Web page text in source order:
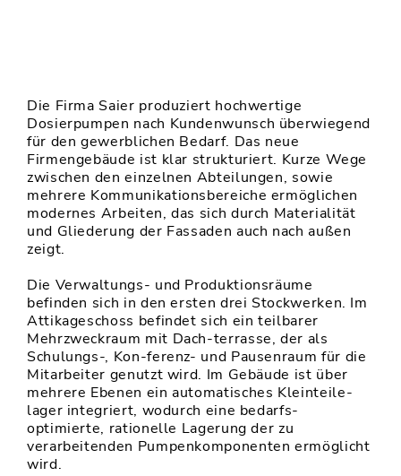
Die Firma Saier produziert hochwertige
Dosierpumpen nach Kundenwunsch überwiegend
für den gewerblichen Bedarf. Das neue
Firmengebäude ist klar strukturiert. Kurze Wege
zwischen den einzelnen Abteilungen, sowie
mehrere Kommunikationsbereiche ermöglichen
modernes Arbeiten, das sich durch Materialität
und Gliederung der Fassaden auch nach außen
zeigt.
Die Verwaltungs- und Produktionsräume
befinden sich in den ersten drei Stockwerken. Im
Attikageschoss befindet sich ein teilbarer
Mehrzweckraum mit Dach-terrasse, der als
Schulungs-, Kon-ferenz- und Pausenraum für die
Mitarbeiter genutzt wird. Im Gebäude ist über
mehrere Ebenen ein automatisches Kleinteile-
lager integriert, wodurch eine bedarfs-
optimierte, rationelle Lagerung der zu
verarbeitenden Pumpenkomponenten ermöglicht
wird.